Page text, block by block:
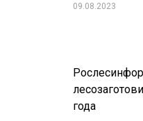
09.08.2023
года